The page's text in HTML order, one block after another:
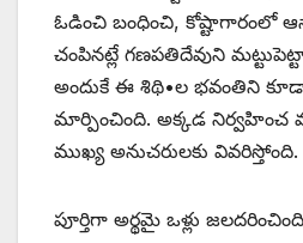
ఓడించి బంధించి, కోష్టాగారంలో
చంపినట్లే గణపతిదేవుని
అందుకే ఈ శిథి•ల భవంతిని
మార్పించింది. అక్కడ నిర్వహించ
ముఖ్య అనుచరులకు వివరిస్తోంది.
పూర్తిగా అర్థమై ఒళ్లు జలదరించింది